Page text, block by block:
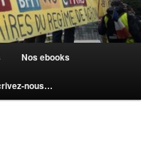
Nos ebooks
nous…